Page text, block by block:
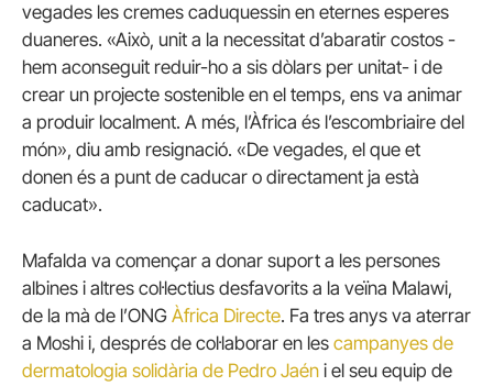
vegades les cremes caduquessin en eternes esperes
duaneres. «Això, unit a la necessitat d’abaratir costos -
hem aconseguit reduir-ho a sis dòlars per unitat- i de
crear un projecte sostenible en el temps, ens va animar
a produir localment. A més, l’Àfrica és l’escombriaire del
món», diu amb resignació. «De vegades, el que et
donen és a punt de caducar o directament ja està
caducat».
Mafalda va començar a donar suport a les persones
albines i altres col·lectius desfavorits a la veïna Malawi,
de la mà de l’ONG Àfrica Directe. Fa tres anys va aterrar
a Moshi i, després de col·laborar en les campanyes de
dermatologia solidària de Pedro Jaén i el seu equip de